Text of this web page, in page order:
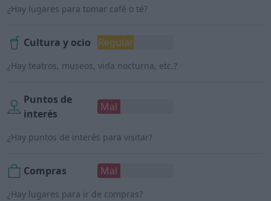
¿Hay lugares para tomar café o té?
Cultura y ocio Regular
¿Hay teatros, museos, vida nocturna, etc.?
Puntos de
interés
Mal
¿Hay puntos de interés para visitar?
Compras Mal
¿Hay lugares para ir de compras?